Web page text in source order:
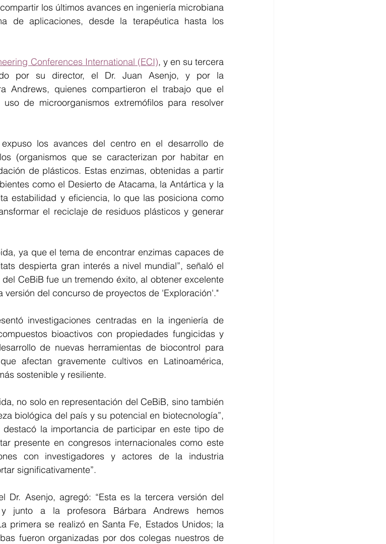
los últimos avances en ingeniería microbiana
de aplicaciones, desde la terapéutica hasta los
Conferences International (ECI), y en su tercera
por su director, el Dr. Juan Asenjo, y por la
Andrews, quienes compartieron el trabajo que el
de microorganismos extremófilos para resolver
los avances del centro en el desarrollo de
(organismos que se caracterizan por habitar en
de plásticos. Estas enzimas, obtenidas a partir
como el Desierto de Atacama, la Antártica y la
estabilidad y eficiencia, lo que las posiciona como
el reciclaje de residuos plásticos y generar
ya que el tema de encontrar enzimas capaces de
despierta gran interés a nivel mundial”, señaló el
CeBiB fue un tremendo éxito, al obtener excelente
versión del concurso de proyectos de 'Exploración'."
investigaciones centradas en la ingeniería de
bioactivos con propiedades fungicidas y
de nuevas herramientas de biocontrol para
afectan gravemente cultivos en Latinoamérica,
sostenible y resiliente.
no solo en representación del CeBiB, sino también
biológica del país y su potencial en biotecnología”,
la importancia de participar en este tipo de
presente en congresos internacionales como este
con investigadores y actores de la industria
significativamente”.
Dr. Asenjo, agregó: “Esta es la tercera versión del
y junto a la profesora Bárbara Andrews hemos
primera se realizó en Santa Fe, Estados Unidos; la
fueron organizadas por dos colegas nuestros de